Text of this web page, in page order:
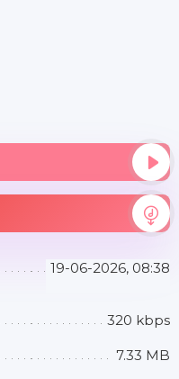
19-06-2026, 08:38
320 kbps
7.33 MB